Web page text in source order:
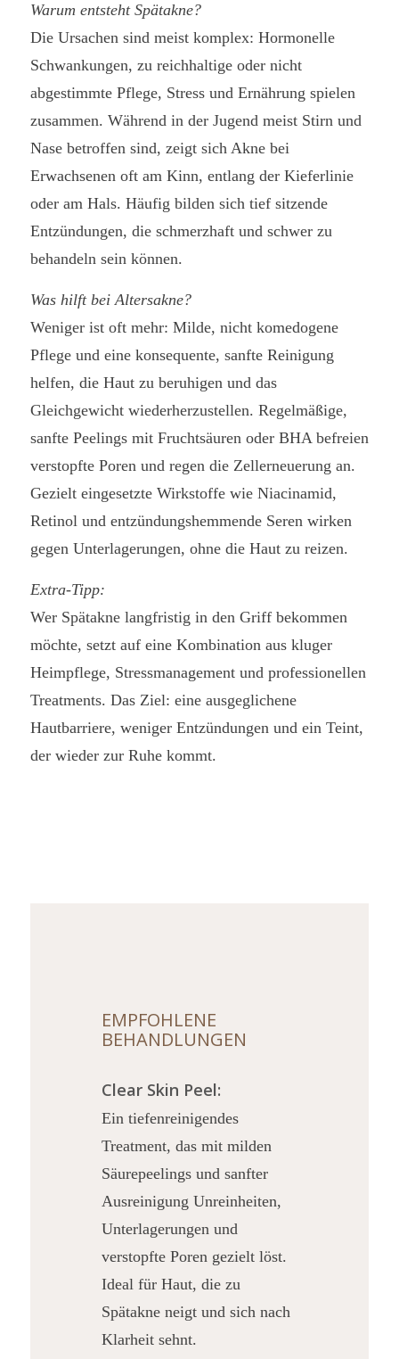
Warum entsteht Spätakne?
Die Ursachen sind meist komplex: Hormonelle
Schwankungen, zu reichhaltige oder nicht
abgestimmte Pflege, Stress und Ernährung spielen
zusammen. Während in der Jugend meist Stirn und
Nase betroffen sind, zeigt sich Akne bei
Erwachsenen oft am Kinn, entlang der Kieferlinie
oder am Hals. Häufig bilden sich tief sitzende
Entzündungen, die schmerzhaft und schwer zu
behandeln sein können.
Was hilft bei Altersakne?
Weniger ist oft mehr: Milde, nicht komedogene
Pflege und eine konsequente, sanfte Reinigung
helfen, die Haut zu beruhigen und das
Gleichgewicht wiederherzustellen. Regelmäßige,
sanfte Peelings mit Fruchtsäuren oder BHA befreien
verstopfte Poren und regen die Zellerneuerung an.
Gezielt eingesetzte Wirkstoffe wie Niacinamid,
Retinol und entzündungshemmende Seren wirken
gegen Unterlagerungen, ohne die Haut zu reizen.
Extra-Tipp:
Wer Spätakne langfristig in den Griff bekommen
möchte, setzt auf eine Kombination aus kluger
Heimpflege, Stressmanagement und professionellen
Treatments. Das Ziel: eine ausgeglichene
Hautbarriere, weniger Entzündungen und ein Teint,
der wieder zur Ruhe kommt.
EMPFOHLENE
BEHANDLUNGEN
Clear Skin Peel:
Ein tiefenreinigendes
Treatment, das mit milden
Säurepeelings und sanfter
Ausreinigung Unreinheiten,
Unterlagerungen und
verstopfte Poren gezielt löst.
Ideal für Haut, die zu
Spätakne neigt und sich nach
Klarheit sehnt.